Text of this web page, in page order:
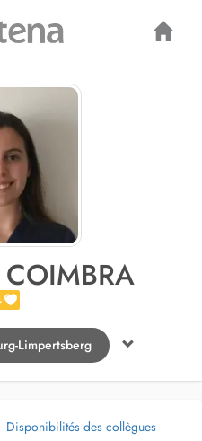
Limpertsberg
Disponibilités des collègues